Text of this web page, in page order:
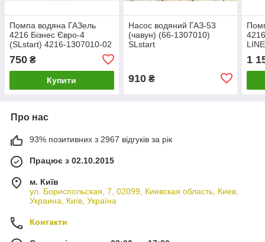
Помпа водяна ГАЗель
4216 Бізнес Євро-4
(SLstart) 4216-1307010-02
750 ₴
Купити
Насос водяний ГАЗ-53
(чавун) (66-1307010)
SLstart
910₴
1
Про нас
93% позитивних з 2967 відгуків за рік
Працює з 02.10.2015
м. Київ
ул. Бориспольская, 7, 02099, Киевская область, Киев,
Украина, Київ, Україна
Контакти